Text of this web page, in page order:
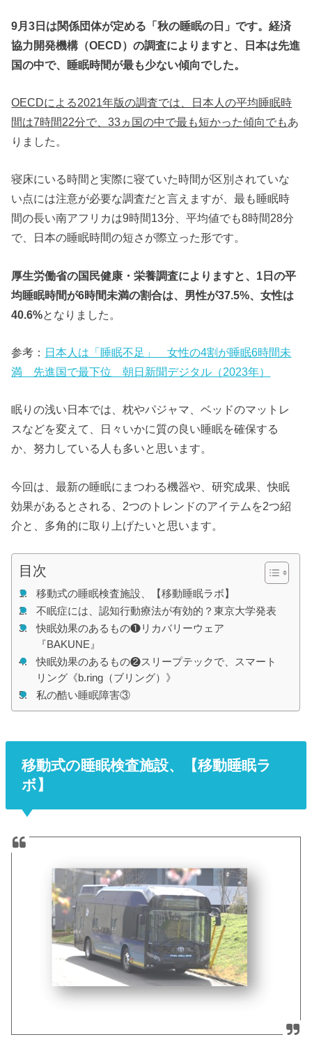
9月3日は関係団体が定める「秋の睡眠の日」です。経済
協力開発機構（OECD）の調査によりますと、日本は先進
国の中で、睡眠時間が最も少ない傾向でした。
OECDによる2021年版の調査では、日本人の平均睡眠時
間は7時間22分で、33ヵ国の中で最も短かった傾向でもあ
りました。
寝床にいる時間と実際に寝ていた時間が区別されていな
い点には注意が必要な調査だと言えますが、最も睡眠時
間の長い南アフリカは9時間13分、平均値でも8時間28分
で、日本の睡眠時間の短さが際立った形です。
厚生労働省の国民健康・栄養調査によりますと、1日の平
均睡眠時間が6時間未満の割合は、男性が37.5%、女性は
40.6%となりました。
参考： 日本人は「睡眠不足」 女性の4割が睡眠6時間未
満 先進国で最下位 朝日新聞デジタル（2023年）
眠りの浅い日本では、枕やパジャマ、ベッドのマットレ
スなどを変えて、日々いかに質の良い睡眠を確保する
か、努力している人も多いと思います。
今回は、最新の睡眠にまつわる機器や、研究成果、快眠
効果があるとされる、2つのトレンドのアイテムを2つ紹
介と、多角的に取り上げたいと思います。
目次
移動式の睡眠検査施設、【移動睡眠ラボ】
不眠症には、認知行動療法が有効的？東京大学発表
快眠効果のあるもの❶リカバリーウェア
『BAKUNE』
快眠効果のあるもの❷スリープテックで、スマート
リング《b.ring（ブリング）》
私の酷い睡眠障害③
移動式の睡眠検査施設、【移動睡眠ラ
ボ】